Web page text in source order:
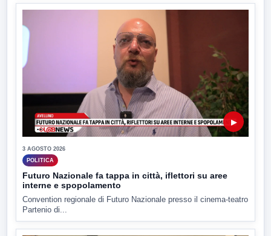
▶
3 AGOSTO 2026
POLITICA
Futuro Nazionale fa tappa in città, iflettori su aree
interne e spopolamento
Convention regionale di Futuro Nazionale presso il cinema-teatro
Partenio di...